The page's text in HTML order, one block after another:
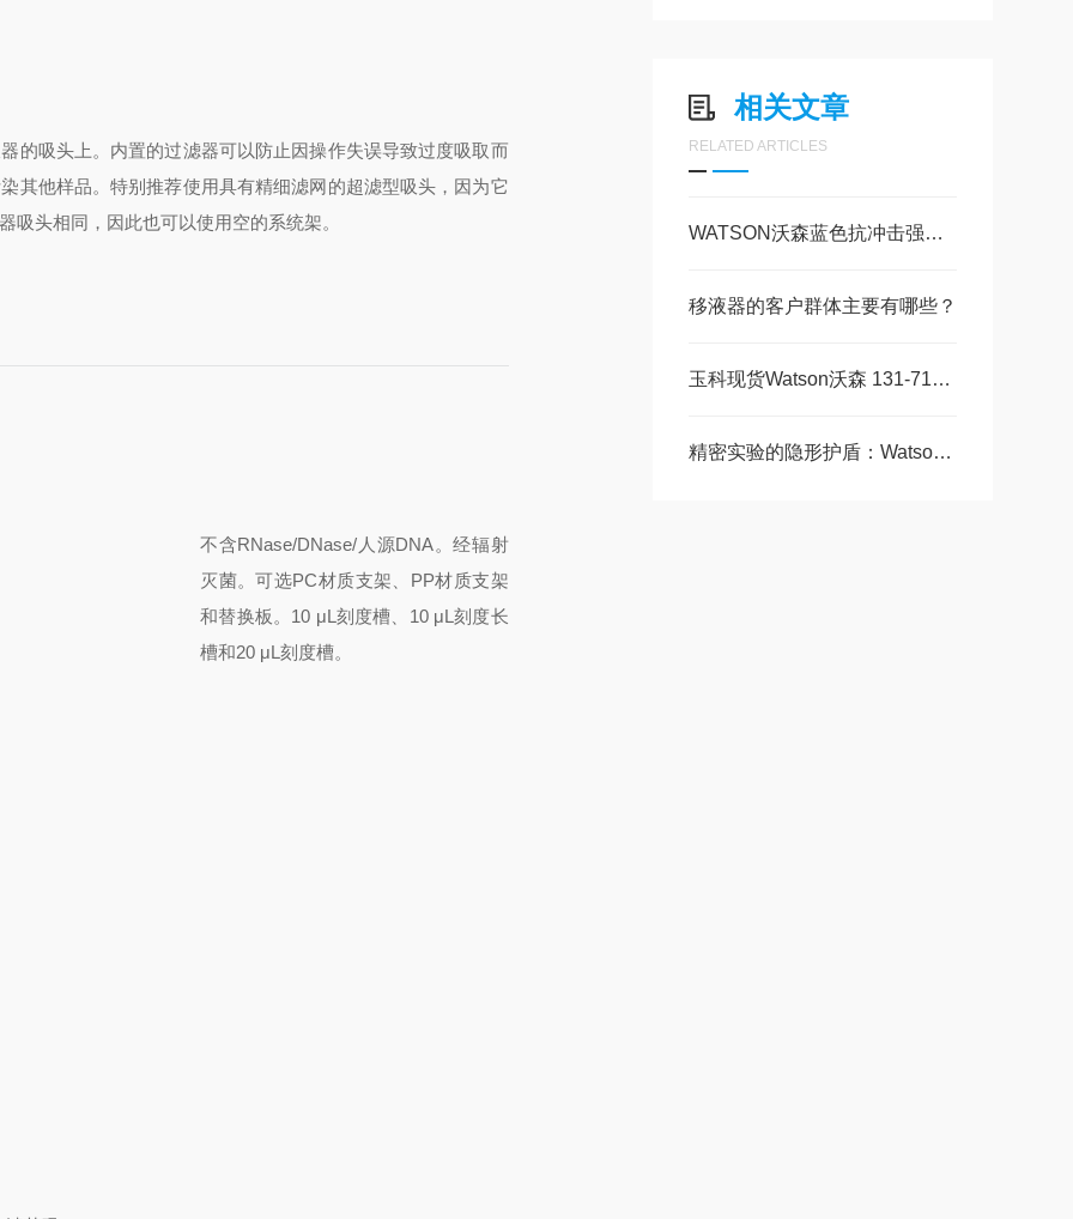
相关文章
RELATED ARTICLES
WATSON沃森蓝色抗冲击强冷冻储藏盒：实验室样本管理的可靠之选
移液器的客户群体主要有哪些？
玉科现货Watson沃森 131-7155C 微量离心管：以人为核心的实验室耗材精工
精密实验的隐形护盾：Watson沃森移液滤芯长吸头技术全解析
的吸头上。内置的过滤器可以防止因操作失误导致过度吸取而
其他样品。特别推荐使用具有精细滤网的超滤型吸头，因为它
吸头相同，因此也可以使用空的系统架。
不含RNase/DNase/人源DNA。经辐射
灭菌。可选PC材质支架、PP材质支架
和替换板 。10 μL刻度槽 、10 μL刻度长
槽和20 μL刻度槽。